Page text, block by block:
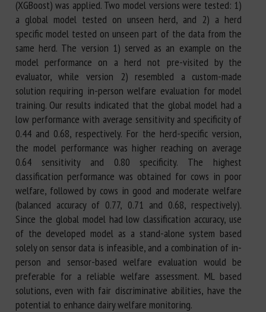
(XGBoost) was applied. Two model versions were tested: 1)
a global model tested on unseen herd, and 2) a herd
specific model tested on unseen part of the data from the
same herd. The version 1) served as an example on the
model performance on a herd not pre-visited by the
evaluator, while version 2) resembled a custom-made
solution requiring in-person welfare evaluation for model
training. Our results indicated that the global model had a
low performance with average sensitivity and specificity of
0.44 and 0.68, respectively. For the herd-specific version,
the model performance was higher reaching on average
0.64 sensitivity and 0.80 specificity. The highest
classification performance was obtained for cows in poor
welfare, followed by cows in good and moderate welfare
(balanced accuracy of 0.77, 0.71 and 0.68, respectively).
Since the global model had low classification accuracy, use
of the developed model as a stand-alone system based
solely on sensor data is infeasible, and a combination of in-
person and sensor-based welfare evaluation would be
preferable for a reliable welfare assessment. ML based
solutions, even with fair discriminative abilities, have the
potential to enhance dairy welfare monitoring.